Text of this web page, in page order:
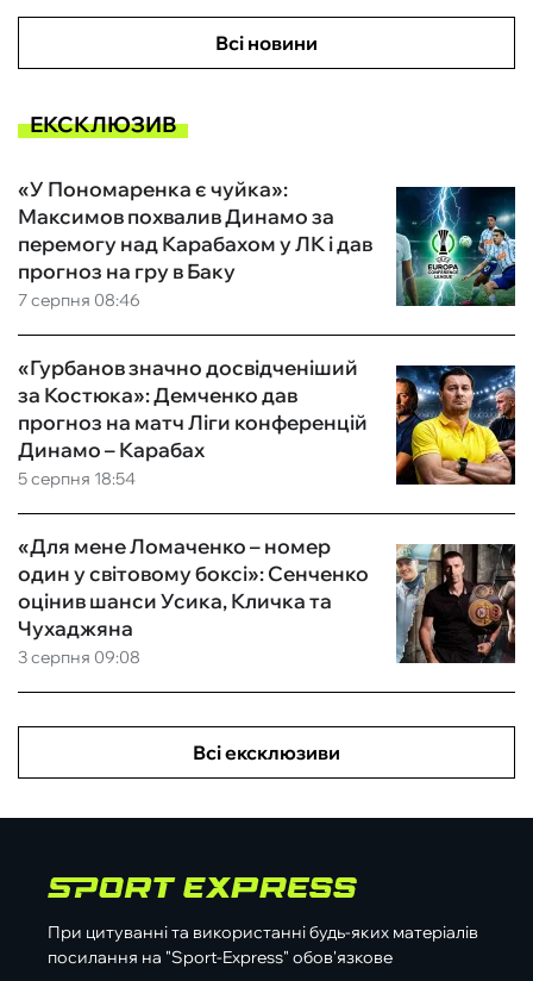
Всі новини
ЕКСКЛЮЗИВ
7 серпня 08:46
«У Пономаренка є чуйка»:
Максимов похвалив Динамо за
перемогу над Карабахом у ЛК і дав
прогноз на гру в Баку
5 серпня 18:54
«Гурбанов значно досвідченіший
за Костюка»: Демченко дав
прогноз на матч Ліги конференцій
Динамо – Карабах
3 серпня 09:08
«Для мене Ломаченко – номер
один у світовому боксі»: Сенченко
оцінив шанси Усика, Кличка та
Чухаджяна
Всі ексклюзиви
При цитуванні та використанні будь-яких матеріалів
посилання на "Sport-Express" обов'язкове